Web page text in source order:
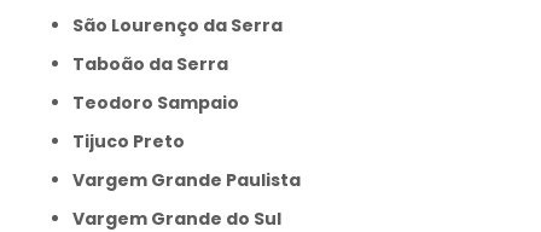
São Lourenço da Serra
Taboão da Serra
Teodoro Sampaio
Tijuco Preto
Vargem Grande Paulista
Vargem Grande do Sul